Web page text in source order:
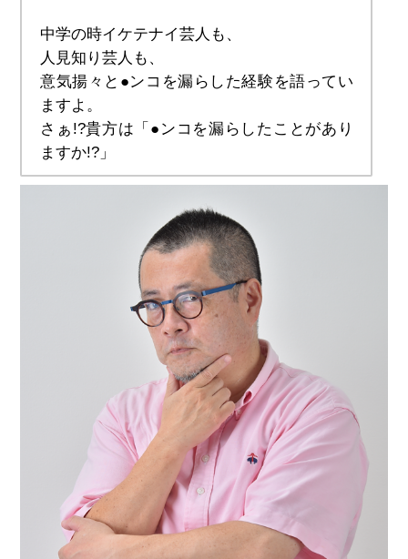
中学の時イケテナイ芸人も、
人見知り芸人も、
意気揚々と●ンコを漏らした経験を語ってい
ますよ。
さぁ!?貴方は「●ンコを漏らしたことがあり
ますか!?」